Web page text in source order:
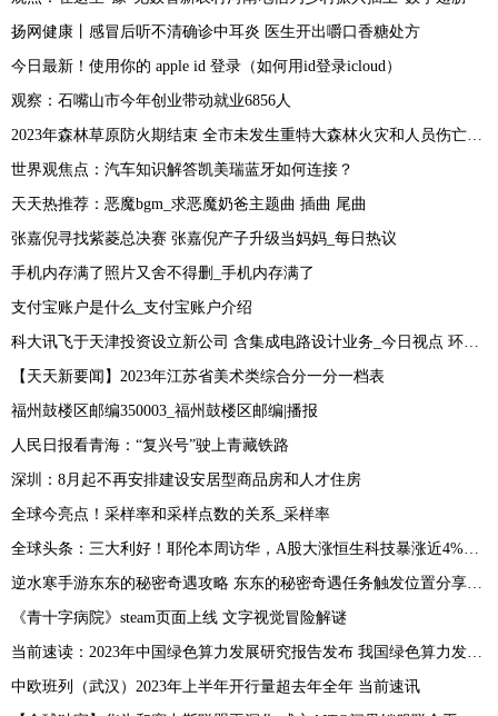
扬网健康丨感冒后听不清确诊中耳炎 医生开出嚼口香糖处方
今日最新！使用你的 apple id 登录（如何用id登录icloud）
观察：石嘴山市今年创业带动就业6856人
2023年森林草原防火期结束 全市未发生重特大森林火灾和人员伤亡事故
世界观焦点：汽车知识解答凯美瑞蓝牙如何连接？
天天热推荐：恶魔bgm_求恶魔奶爸主题曲 插曲 尾曲
张嘉倪寻找紫菱总决赛 张嘉倪产子升级当妈妈_每日热议
手机内存满了照片又舍不得删_手机内存满了
支付宝账户是什么_支付宝账户介绍
科大讯飞于天津投资设立新公司 含集成电路设计业务_今日视点 环球今头条
【天天新要闻】2023年江苏省美术类综合分一分一档表
福州鼓楼区邮编350003_福州鼓楼区邮编|播报
人民日报看青海：“复兴号”驶上青藏铁路
深圳：8月起不再安排建设安居型商品房和人才住房
全球今亮点！采样率和采样点数的关系_采样率
全球头条：三大利好！耶伦本周访华，A股大涨恒生科技暴涨近4%，人民币止跌
逆水寒手游东东的秘密奇遇攻略 东东的秘密奇遇任务触发位置分享[多图]
《青十字病院》steam页面上线 文字视觉冒险解谜
当前速读：2023年中国绿色算力发展研究报告发布 我国绿色算力发展态势良好
中欧班列（武汉）2023年上半年开行量超去年全年 当前速讯